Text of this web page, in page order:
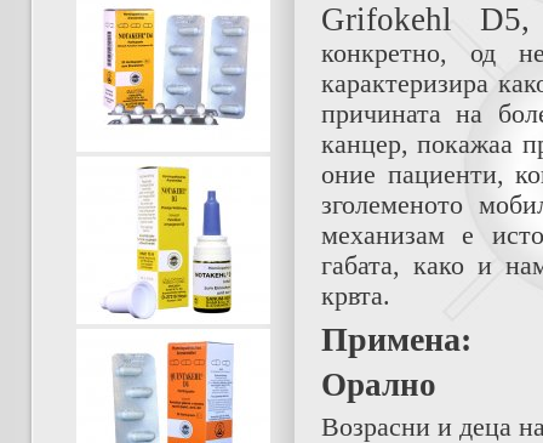
Grifokehl D5,
конкретно, од
карактеризира
причината на
канцер, покажаа
оние пациенти,
зголеменото
механизам е
габата, како и
крвта.
Примена:
Орално
Возрасни и деца